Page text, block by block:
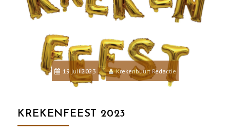
19 juli 2023 Krekenbuurt Redactie
KREKENFEEST 2023